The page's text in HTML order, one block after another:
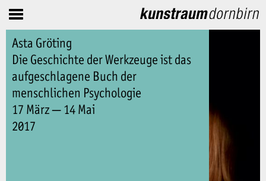
Asta Gröting
Die Geschichte der Werkzeuge ist das
aufgeschlagene Buch der
menschlichen Psychologie
17 März — 14 Mai
2017